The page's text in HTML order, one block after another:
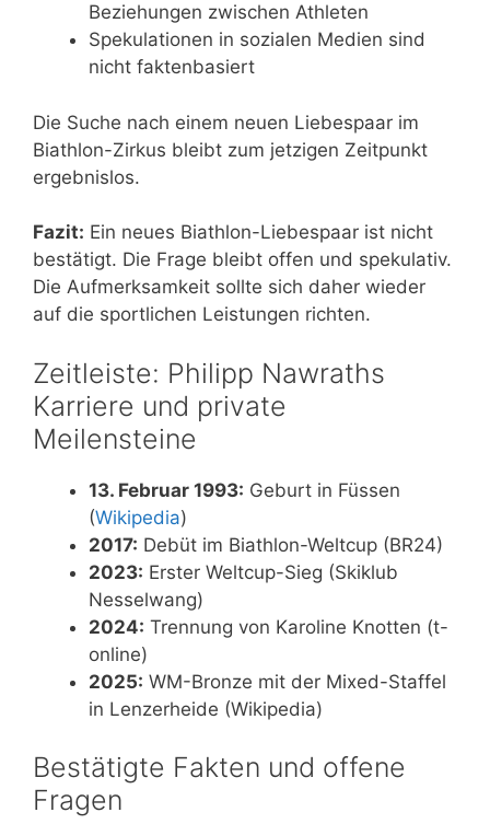
Beziehungen zwischen Athleten
Spekulationen in sozialen Medien sind
nicht faktenbasiert
Die Suche nach einem neuen Liebespaar im
Biathlon-Zirkus bleibt zum jetzigen Zeitpunkt
ergebnislos.
Fazit: Ein neues Biathlon-Liebespaar ist nicht
bestätigt. Die Frage bleibt offen und spekulativ.
Die Aufmerksamkeit sollte sich daher wieder
auf die sportlichen Leistungen richten.
Zeitleiste: Philipp Nawraths
Karriere und private
Meilensteine
13. Februar 1993: Geburt in Füssen
(Wikipedia)
2017: Debüt im Biathlon-Weltcup (BR24)
2023: Erster Weltcup-Sieg (Skiklub
Nesselwang)
2024: Trennung von Karoline Knotten (t-
online)
2025: WM-Bronze mit der Mixed-Staffel
in Lenzerheide (Wikipedia)
Bestätigte Fakten und offene
Fragen